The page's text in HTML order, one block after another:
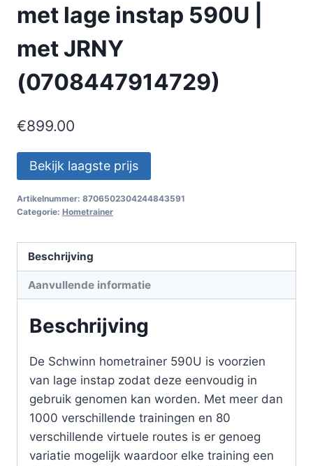
met lage instap 590U |
met JRNY
(0708447914729)
€899.00
Bekijk laagste prijs
Artikelnummer: 8706502304244843591
Categorie: Hometrainer
Beschrijving
Aanvullende informatie
Beschrijving
De Schwinn hometrainer 590U is voorzien
van lage instap zodat deze eenvoudig in
gebruik genomen kan worden. Met meer dan
1000 verschillende trainingen en 80
verschillende virtuele routes is er genoeg
variatie mogelijk waardoor elke training een